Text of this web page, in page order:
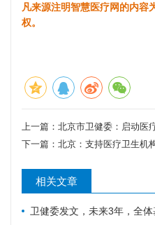
凡来源注明智慧医疗网的内容
权。
上一篇： 北京市卫健委：启动医
下一篇： 北京：支持医疗卫生机
相关文章
卫健委发文，未来3年，全